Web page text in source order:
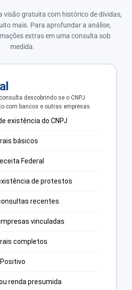
visão gratuita com histórico de dívidas,
mais. Para aprofundar a análise,
extras em uma consulta sob
medida.
descobrindo se o CNPJ
com bancos e outras empresas.
existência do CNPJ
básicos
Federal
de protestos
recentes
vinculadas
completos
renda presumida